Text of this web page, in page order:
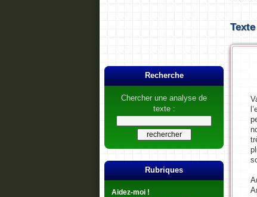
Recherche
Chercher une analyse de
texte :
Rubriques
Aidez-moi !